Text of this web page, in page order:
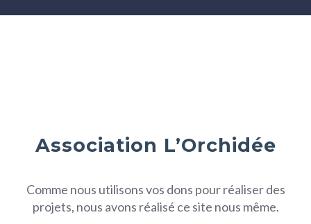
Association L’Orchidée
Comme nous utilisons vos dons pour réaliser des
projets, nous avons réalisé ce site nous même.